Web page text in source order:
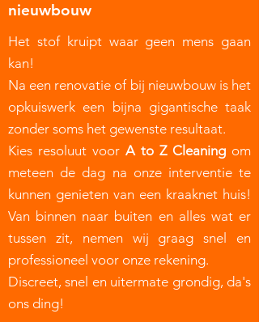
Het stof kruipt waar geen mens gaan
kan!
Na een renovatie of bij nieuwbouw is het
opkuiswerk een bijna gigantische taak
zonder soms het gewenste resultaat.
Kies resoluut voor A to Z Cleaning om
meteen de dag na onze interventie te
kunnen genieten van een kraaknet huis!
Van binnen naar buiten en alles wat er
tussen zit, nemen wij graag snel en
professioneel voor onze rekening.
Discreet, snel en uitermate grondig, da's
ons ding!
nieuwbouw